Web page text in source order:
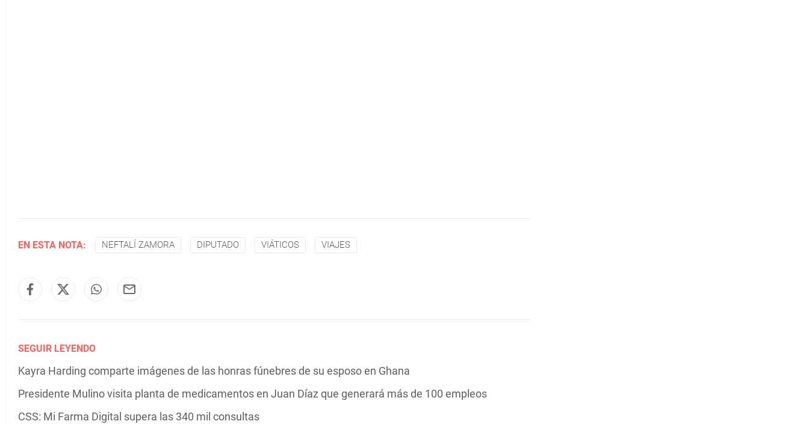
EN ESTA NOTA: NEFTALÍ ZAMORA DIPUTADO VIÁTICOS VIAJES
SEGUIR LEYENDO
Kayra Harding comparte imágenes de las honras fúnebres de su esposo en Ghana
Presidente Mulino visita planta de medicamentos en Juan Díaz que generará más de 100 empleos
CSS: Mi Farma Digital supera las 340 mil consultas